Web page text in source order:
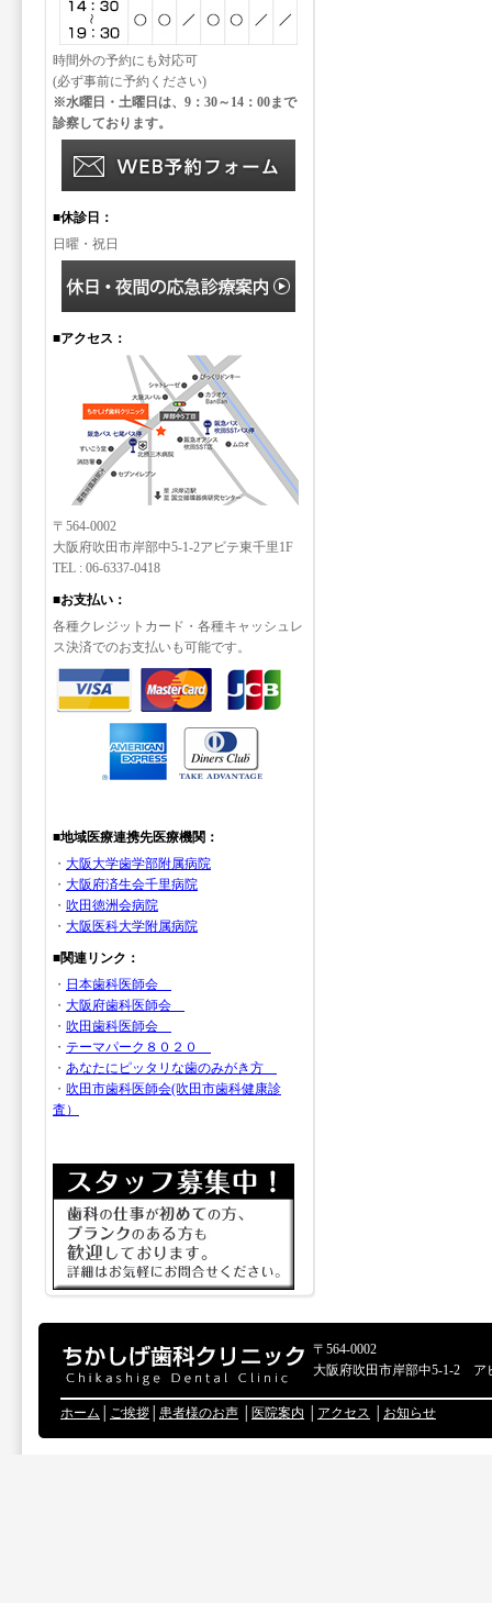
時間外の予約にも対応可
(必ず事前に予約ください)
※水曜日・土曜日は、9：30～14：00まで
診察しております。
■休診日：
日曜・祝日
■アクセス：
〒564-0002
大阪府吹田市岸部中5-1-2アビテ東千里1F
TEL : 06-6337-0418
■お支払い：
各種クレジットカード・各種キャッシュレ
ス決済でのお支払いも可能です。
■地域医療連携先医療機関：
・ 大阪大学歯学部附属病院
・ 大阪府済生会千里病院
・ 吹田徳洲会病院
・ 大阪医科大学附属病院
■関連リンク：
・ 日本歯科医師会
・ 大阪府歯科医師会
・ 吹田歯科医師会
・ テーマパーク８０２０
・ あなたにピッタリな歯のみがき方
・ 吹田市歯科医師会(吹田市歯科健康診
査）
〒564-0002
大阪府吹田市岸部中5-1-2 ア
ホーム ご挨拶 患者様のお声 医院案内 アクセス お知らせ